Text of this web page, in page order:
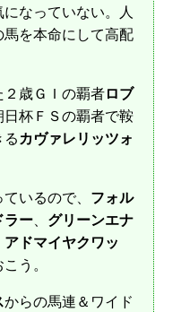
なっていない。人
を本命にして高配
歳ＧＩの覇者ロブ
杯ＦＳの覇者で鞍
カヴァレリッツォ
いるので、 フォル
ラー、 グリーンエナ
アドマイヤクワッ
う。
からの馬連＆ワイド